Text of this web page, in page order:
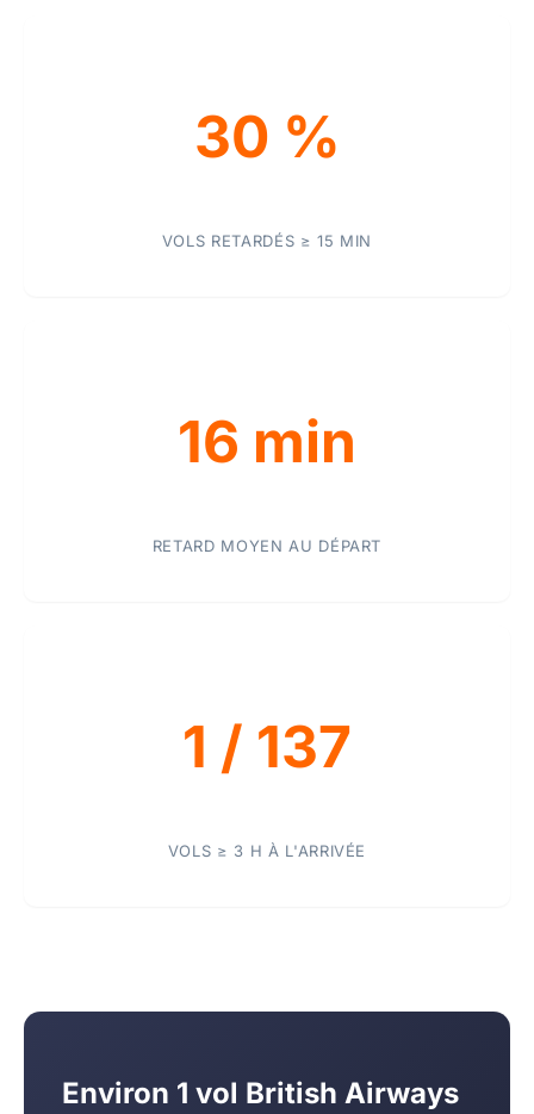
30 %
VOLS RETARDÉS ≥ 15 MIN
16 min
RETARD MOYEN AU DÉPART
1 / 137
VOLS ≥ 3 H À L'ARRIVÉE
Environ 1 vol British Airways